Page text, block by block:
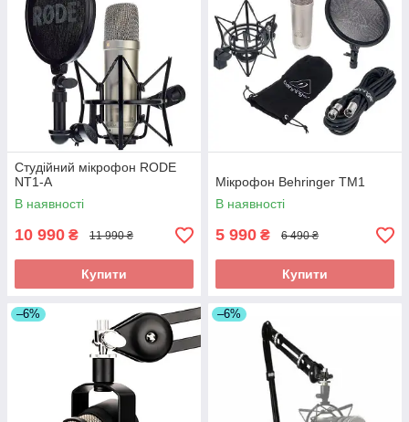
Студійний мікрофон RODE
NT1-A
В наявності
10 990 ₴ 11 990 ₴
Купити
Мікрофон Behringer TM1
В наявності
5 990 ₴ 6 490 ₴
Купити
–6% –6%